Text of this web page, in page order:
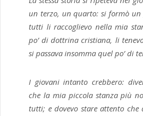
un terzo, un quarto: si formò
tutti li raccoglievo nella mia
po’ di dottrina cristiana, li
si passava insomma quel po’ di
I giovani intanto crebbero:
che la mia piccola stanza più
tutti; e dovevo stare attento